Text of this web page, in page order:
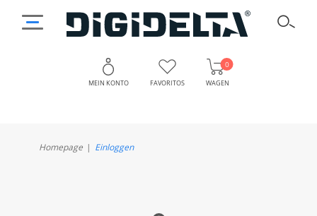
MEIN KONTO FAVORITOS WAGEN
0
Homepage Einloggen